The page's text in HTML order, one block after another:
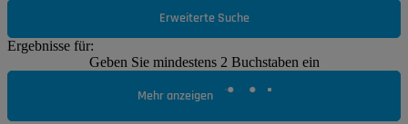
Erweiterte Suche
Ergebnisse für:
Geben Sie mindestens 2 Buchstaben ein
Mehr anzeigen